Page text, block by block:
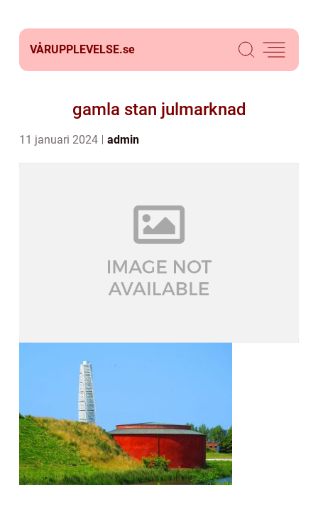
VÅRUPPLEVELSE.se
gamla stan julmarknad
11 januari 2024 admin